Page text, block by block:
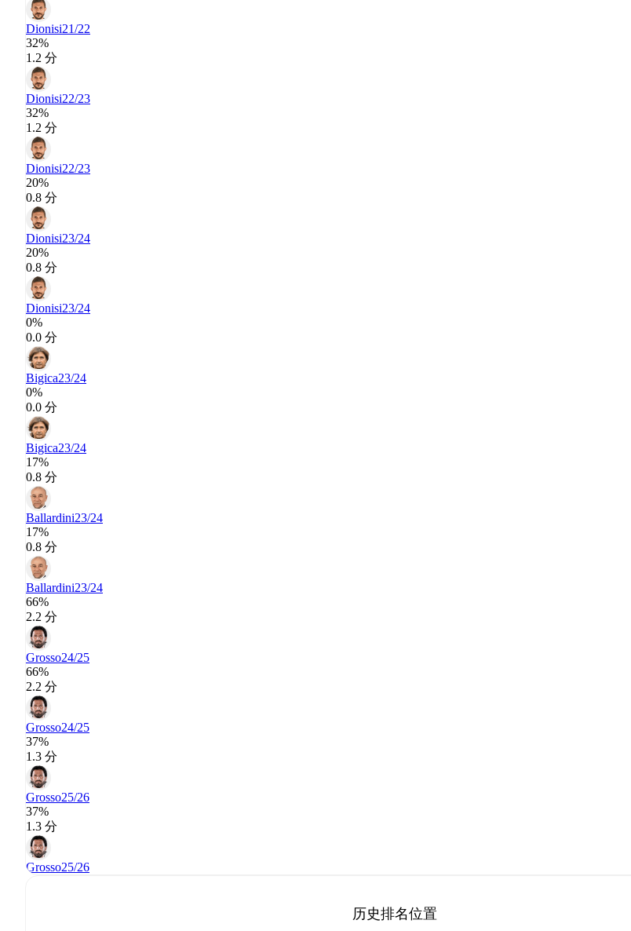
Dionisi21/22
32%
1.2 分
Dionisi22/23
32%
1.2 分
Dionisi22/23
20%
0.8 分
Dionisi23/24
20%
0.8 分
Dionisi23/24
0%
0.0 分
Bigica23/24
0%
0.0 分
Bigica23/24
17%
0.8 分
Ballardini23/24
17%
0.8 分
Ballardini23/24
66%
2.2 分
Grosso24/25
66%
2.2 分
Grosso24/25
37%
1.3 分
Grosso25/26
37%
1.3 分
Grosso25/26
历史排名位置